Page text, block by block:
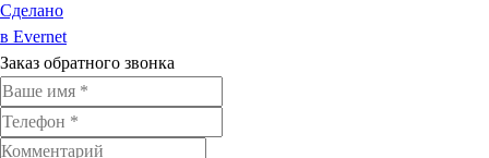
Сделано
в Evernet
Заказ обратного звонка